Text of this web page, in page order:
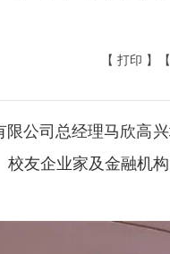
【 打印 】
公司总经理马欣高
友企业家及金融机